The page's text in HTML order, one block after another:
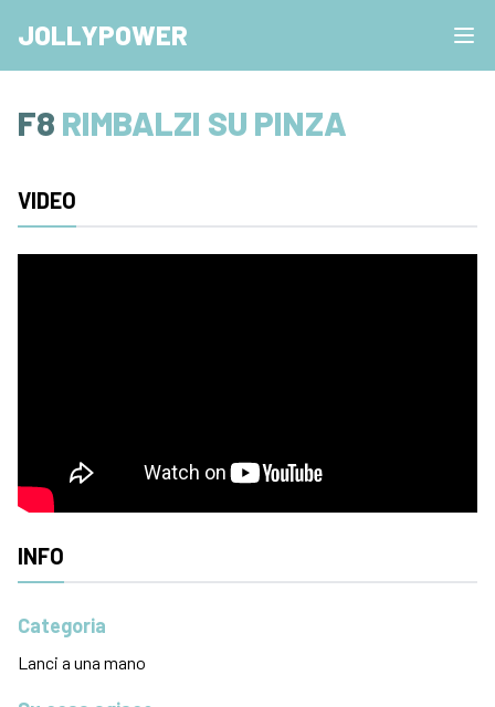
JOLLYPOWER
F8 RIMBALZI SU PINZA
VIDEO
INFO
Categoria
Lanci a una mano